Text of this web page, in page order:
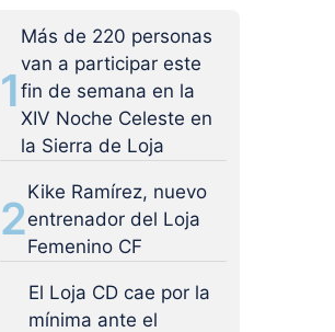
1
Más de 220 personas
van a participar este
fin de semana en la
XIV Noche Celeste en
la Sierra de Loja
2
Kike Ramírez, nuevo
entrenador del Loja
Femenino CF
El Loja CD cae por la
mínima ante el